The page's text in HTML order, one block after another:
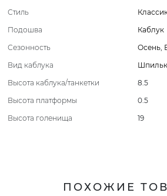
Стиль
Подошва
Каблук
Сезонность
Осень,
Вид каблука
Высота каблука/танкетки
8.5
Высота платформы
0.5
Высота голенища
19
ПОХОЖИЕ